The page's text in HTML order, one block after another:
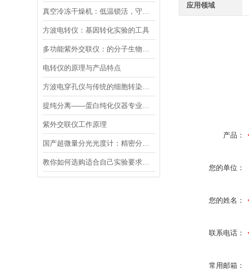
方波电转仪：基因转化实验的工具​
电转仪的原理与产品特点
紫外交联仪工作原理
应用领域
产品：
您的单位：
您的姓名：
联系电话：
常用邮箱：